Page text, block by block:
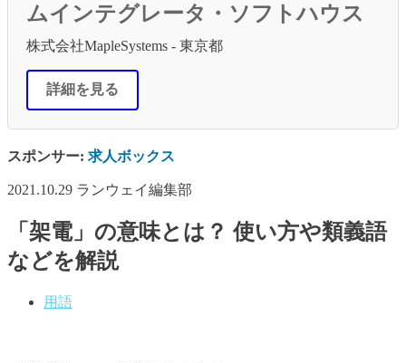
ムインテグレータ・ソフトハウス
株式会社MapleSystems - 東京都
詳細を見る
スポンサー: 求人ボックス
2021.10.29 ランウェイ編集部
「架電」の意味とは？ 使い方や類義語
などを解説
用語